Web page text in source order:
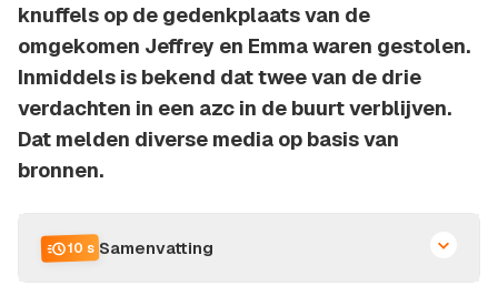
knuffels op de gedenkplaats van de
omgekomen Jeffrey en Emma waren gestolen.
Inmiddels is bekend dat twee van de drie
verdachten in een azc in de buurt verblijven.
Dat melden diverse media op basis van
bronnen.
10 s Samenvatting